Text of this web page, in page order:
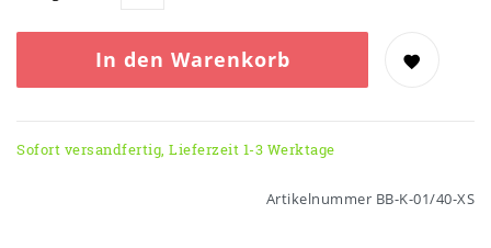
In den Warenkorb
Sofort versandfertig, Lieferzeit 1-3 Werktage
Artikelnummer BB-K-01/40-XS